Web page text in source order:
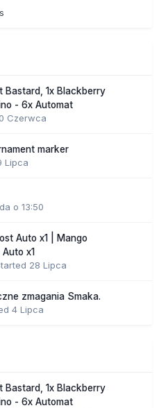
Bastard, 1x Blackberry
- 6x Automat
Czerwca
marker
Lipca
o 13:50
Auto x1 | Mango
x1
28 Lipca
zmagania Smaka.
4 Lipca
Bastard, 1x Blackberry
- 6x Automat